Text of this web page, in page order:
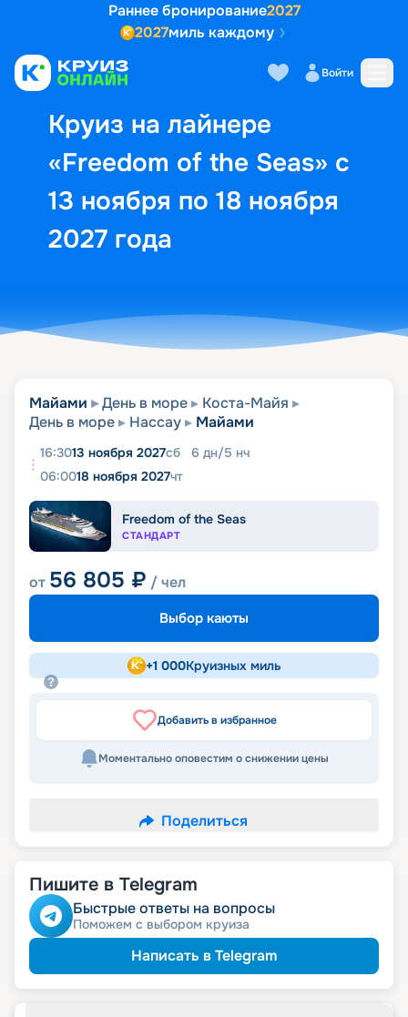
Раннее бронирование2027
2027миль каждому
Войти
Круиз на лайнере
«Freedom of the Seas» с
13 ноября по 18 ноября
2027 года
Выбор кают Маршрут и
Майами День в море
Коста-Майя
День в море
Нассау Майами
16:3013 ноября 2027сб 6 дн/5 нч
06:0018 ноября 2027чт
Freedom of the Seas
СТАНДАРТ
от 56 805 ₽ / чел
Выбор каюты
+1 000Круизных миль
Добавить в избранное
Моментально оповестим о снижении цены
Поделиться
Пишите в Telegram
Быстрые ответы на вопросы
Поможем с выбором круиза
Написать в Telegram